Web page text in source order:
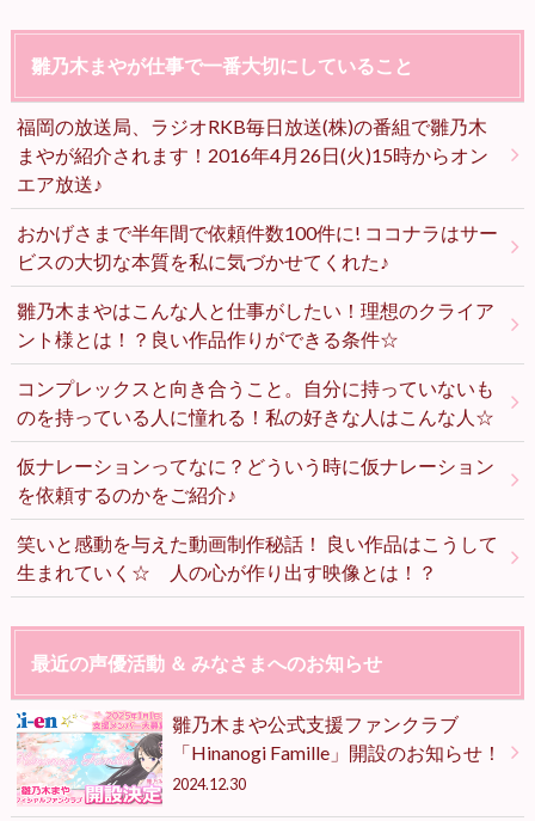
雛乃木まやが仕事で一番大切にしていること
福岡の放送局、ラジオRKB毎日放送(株)の番組で雛乃木
まやが紹介されます！2016年4月26日(火)15時からオン
エア放送♪
おかげさまで半年間で依頼件数100件に! ココナラはサー
ビスの大切な本質を私に気づかせてくれた♪
雛乃木まやはこんな人と仕事がしたい！理想のクライア
ント様とは！？良い作品作りができる条件☆
コンプレックスと向き合うこと。自分に持っていないも
のを持っている人に憧れる！私の好きな人はこんな人☆
仮ナレーションってなに？どういう時に仮ナレーション
を依頼するのかをご紹介♪
笑いと感動を与えた動画制作秘話！ 良い作品はこうして
生まれていく☆ 人の心が作り出す映像とは！？
最近の声優活動 ＆ みなさまへのお知らせ
雛乃木まや公式支援ファンクラブ
「Hinanogi Famille」開設のお知らせ！
2024.12.30